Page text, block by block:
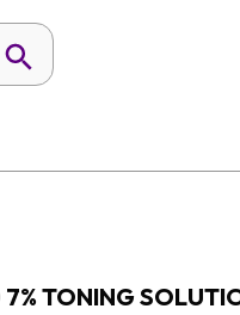
7% TONING